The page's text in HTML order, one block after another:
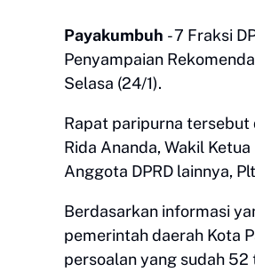
Payakumbuh - 7 Fraksi
Penyampaian
Selasa (24/1).
Rapat paripurna tersebut
Rida Ananda, Wakil
Anggota DPRD lainnya,
Berdasarkan informasi
pemerintah daerah Kota
persoalan yang sudah